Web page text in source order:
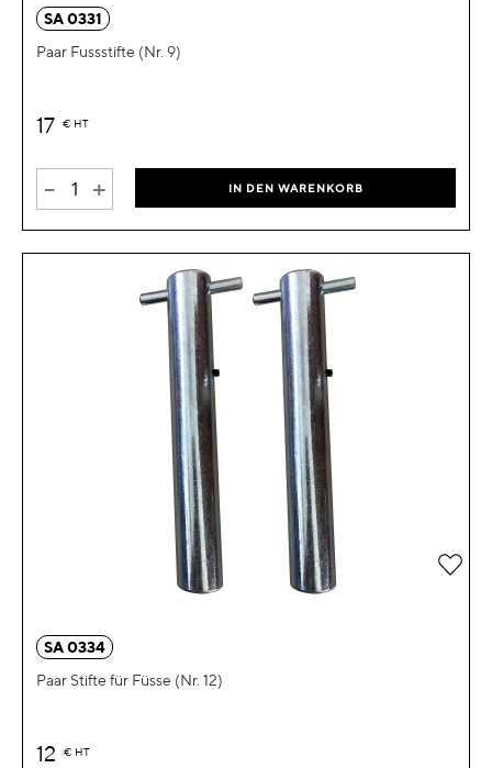
SA 0331
Paar Fussstifte (Nr. 9)
17 € HT
- + IN DEN WARENKORB
SA 0334
Paar Stifte für Füsse (Nr. 12)
12 € HT
Zur